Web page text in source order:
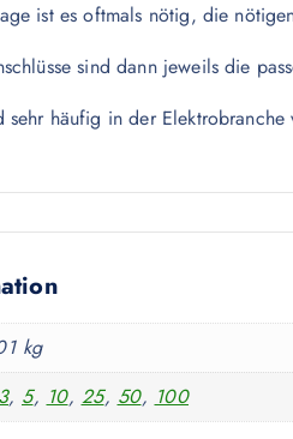
ist es oftmals nötig, die
sind dann jeweils die
sehr häufig in der
kg
3, 5, 10, 25, 50, 100